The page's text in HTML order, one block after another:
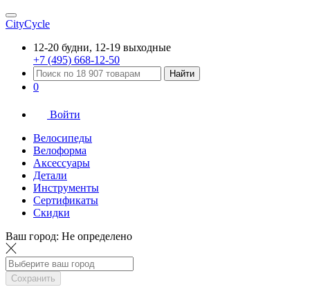
CityCycle
12-20 будни, 12-19 выходные
+7 (495) 668-12-50
Найти
0
Войти
Велосипеды
Велоформа
Аксессуары
Детали
Инструменты
Сертификаты
Скидки
Ваш город: Не определено
Сохранить